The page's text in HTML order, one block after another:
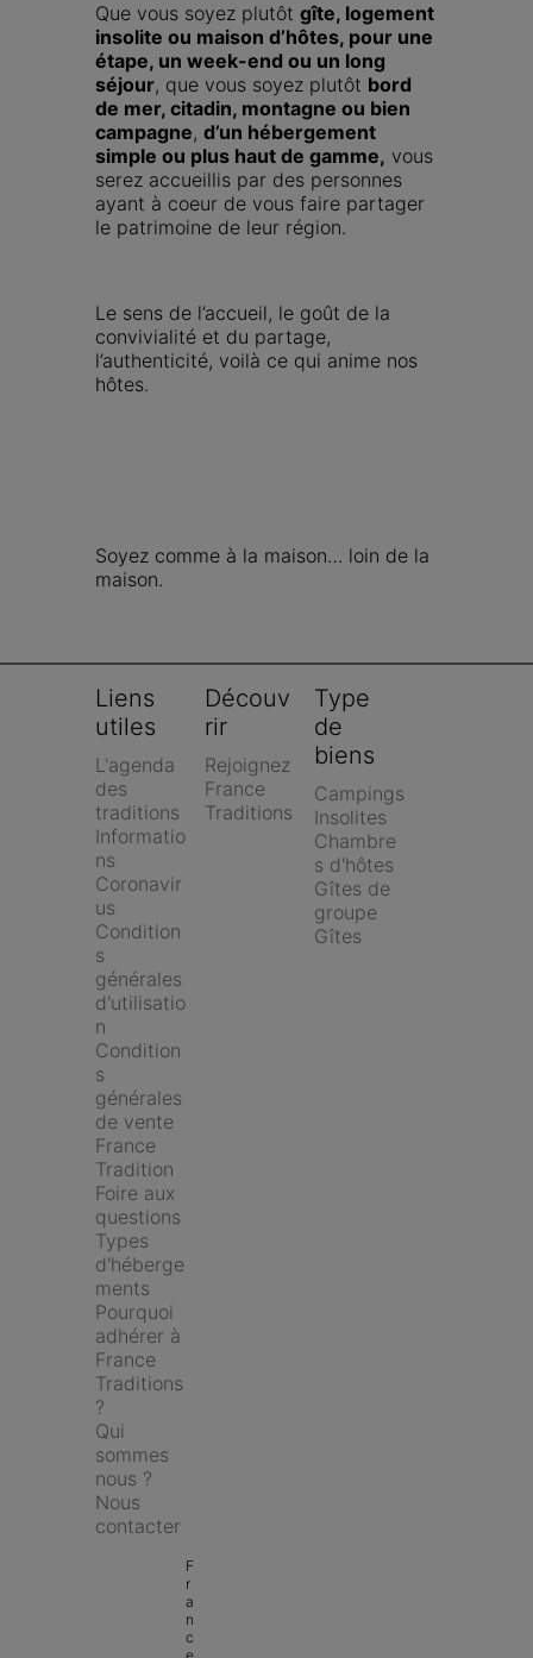
Que vous soyez plutôt gîte, logement
insolite ou maison d’hôtes, pour une
étape, un week-end ou un long
séjour, que vous soyez plutôt bord
de mer, citadin, montagne ou bien
campagne, d’un hébergement
simple ou plus haut de gamme, vous
serez accueillis par des personnes
ayant à coeur de vous faire partager
le patrimoine de leur région.
Le sens de l’accueil, le goût de la
convivialité et du partage,
l’authenticité, voilà ce qui anime nos
hôtes.
Soyez comme à la maison… loin de la
maison.
Liens
utiles
L'agenda
des
traditions
Informatio
ns
Coronavir
us
Condition
s
générales
d'utilisatio
n
Condition
s
générales
de vente
France
Tradition
Foire aux
questions
Types
d'héberge
ments
Pourquoi
adhérer à
France
Traditions
?
Qui
sommes
nous ?
Nous
contacter
Découv
rir
Rejoignez
France
Traditions
Type
de
biens
Campings
Insolites
Chambre
s d'hôtes
Gîtes de
groupe
Gîtes
F
r
a
n
c